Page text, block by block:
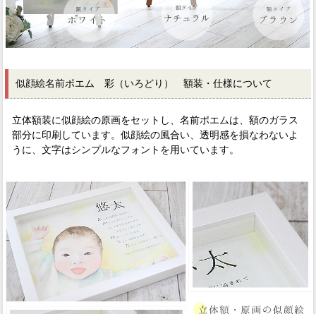
似顔絵名前ポエム 彩（いろどり） 額装・仕様について
立体額装に似顔絵の原画をセットし、名前ポエムは、額のガラス
部分に印刷しています。似顔絵の風合い、透明感を損なわないよ
うに、文字はシンプルなフォントを用いています。